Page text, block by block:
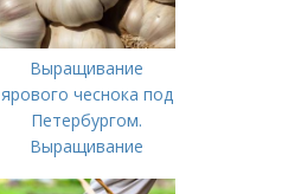
Выращивание
ярового чеснока под
Петербургом.
Выращивание